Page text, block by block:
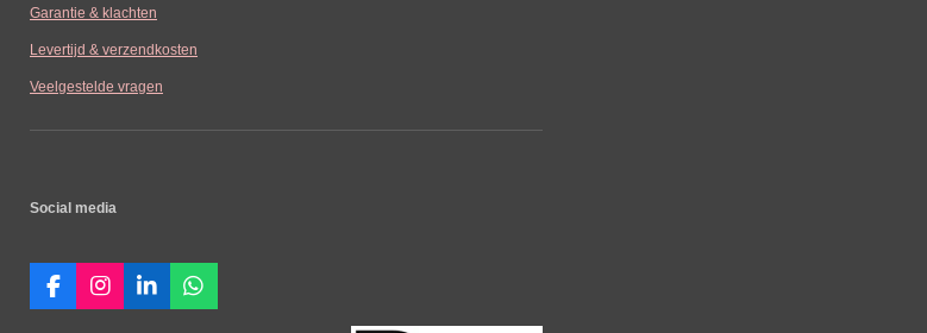
Garantie & klachten
Levertijd & verzendkosten
Veelgestelde vragen
Social media
F
a
I
n
L
i
W
h